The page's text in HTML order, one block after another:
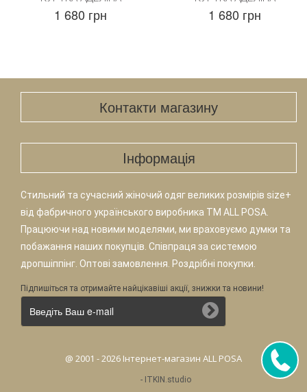
1 680 грн 1 680 грн
Контакти магазину
Iнформація
Стильний та сучасний жіночий одяг великих розмірів size+
від фабричного українського виробника TM ALL POSA.
Працюючи над новими моделями, ми враховуємо думки та
побажання наших покупців. Співпраця за системою
дропшіппінг. Оптові замовлення. Роздрібні покупки.
Підпишіться та отримайте найцікавіші акції, знижки та новини!
@ 2001 - 2026 Інтернет-магазин ALL POSA
- ITKIN.studio